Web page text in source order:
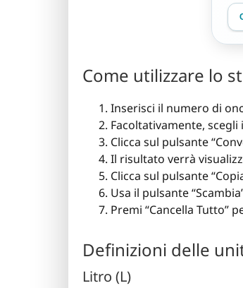
Come utilizzare lo
Inserisci il numero di
Facoltativamente,
Clicca sul pulsante
Il risultato verrà
Clicca sul pulsante
Usa il pulsante
Premi “Cancella Tutto”
Definizioni delle
Litro (L)